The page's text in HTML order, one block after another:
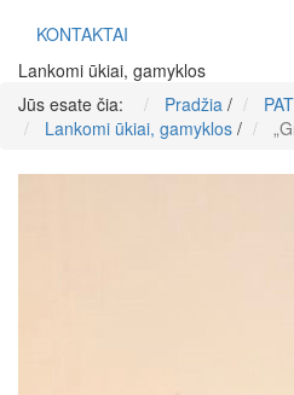
KONTAKTAI
Lankomi ūkiai, gamyklos
Jūs esate čia:
Pradžia /
Lankomi ūkiai, gamyklos /